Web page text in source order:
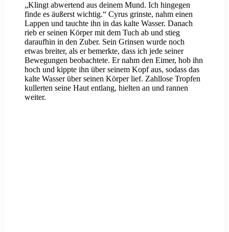
„Klingt abwertend aus deinem Mund. Ich hingegen
finde es äußerst wichtig.“ Cyrus grinste, nahm einen
Lappen und tauchte ihn in das kalte Wasser. Danach
rieb er seinen Körper mit dem Tuch ab und stieg
daraufhin in den Zuber. Sein Grinsen wurde noch
etwas breiter, als er bemerkte, dass ich jede seiner
Bewegungen beobachtete. Er nahm den Eimer, hob ihn
hoch und kippte ihn über seinem Kopf aus, sodass das
kalte Wasser über seinen Körper lief. Zahllose Tropfen
kullerten seine Haut entlang, hielten an und rannen
weiter.